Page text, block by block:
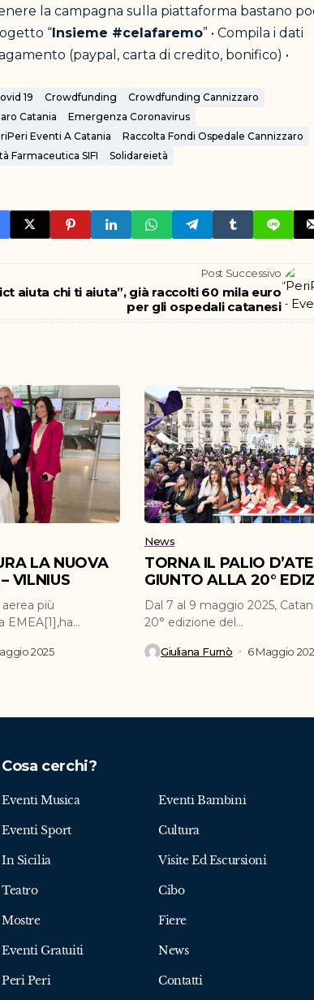
la campagna sulla piattaforma bastano
“Insieme #celafaremo” • Compila i dati
(paypal, carta di credito, bonifico) •
19 Crowdfunding
Crowdfunding Cannizzaro
Catania
Emergenza Coronavirus
Eventi A Catania
Raccolta Fondi Ospedale Cannizzaro
Farmaceutica SIFI
Solidareietà
Post Successivo
aiuta chi ti aiuta”, già raccolti 60 mila euro
per gli ospedali catanesi
LA NUOVA
VILNIUS
più
EMEA[1],ha
2025
News
TORNA IL PALIO
GIUNTO ALLA 20°
Dal 7 al 9 maggio 2025,
20° edizione del...
Giuliana Furnò 6 Maggio
Cosa cerchi?
Eventi Musica Eventi Bambini
Eventi Sport Cultura
In Sicilia Visite Ed Escursioni
Teatro Cibo
Mostre Fiere
Eventi Gratuiti News
Peri Peri Contatti